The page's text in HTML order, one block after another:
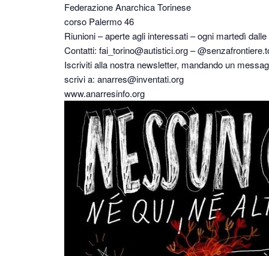
Federazione Anarchica Torinese
corso Palermo 46
Riunioni – aperte agli interessati – ogni martedì dalle
Contatti: fai_torino@autistici.org –
Iscriviti alla nostra newsletter, mandando un
scrivi a: anarres@inventati.org
www.anarresinfo.org